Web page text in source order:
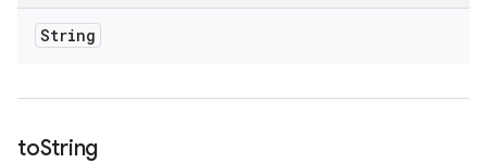
String
toString